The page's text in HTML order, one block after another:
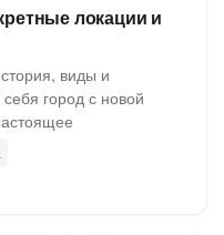
локации и
виды и
город с новой